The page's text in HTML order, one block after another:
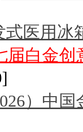
式医用冰
届白金
）中